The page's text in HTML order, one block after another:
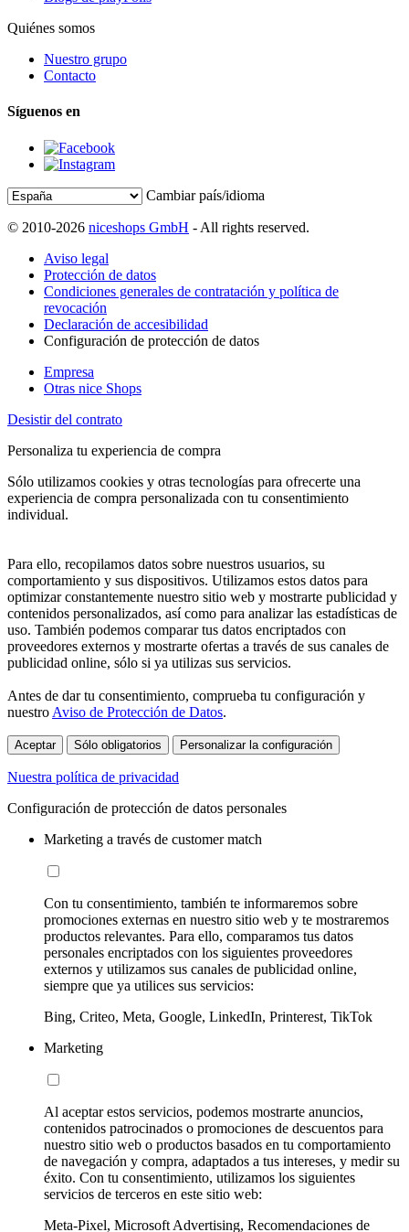
Quiénes somos
Nuestro grupo
Contacto
Síguenos en
Cambiar país/idioma
© 2010-2026 niceshops GmbH - All rights reserved.
Aviso legal
Protección de datos
Condiciones generales de contratación y política de
revocación
Declaración de accesibilidad
Configuración de protección de datos
Empresa
Otras nice Shops
Desistir del contrato
Personaliza tu experiencia de compra
Sólo utilizamos cookies y otras tecnologías para ofrecerte una
experiencia de compra personalizada con tu consentimiento
individual.
Para ello, recopilamos datos sobre nuestros usuarios, su
comportamiento y sus dispositivos. Utilizamos estos datos para
optimizar constantemente nuestro sitio web y mostrarte publicidad y
contenidos personalizados, así como para analizar las estadísticas de
uso. También podemos comparar tus datos encriptados con
proveedores externos y mostrarte ofertas a través de sus canales de
publicidad online, sólo si ya utilizas sus servicios.
Antes de dar tu consentimiento, comprueba tu configuración y
nuestro Aviso de Protección de Datos.
Aceptar Sólo obligatorios Personalizar la configuración
Nuestra política de privacidad
Configuración de protección de datos personales
Marketing a través de customer match
Con tu consentimiento, también te informaremos sobre
promociones externas en nuestro sitio web y te mostraremos
productos relevantes. Para ello, comparamos tus datos
personales encriptados con los siguientes proveedores
externos y utilizamos sus canales de publicidad online,
siempre que ya utilices sus servicios:
Bing, Criteo, Meta, Google, LinkedIn, Printerest, TikTok
Marketing
Al aceptar estos servicios, podemos mostrarte anuncios,
contenidos patrocinados o promociones de descuentos para
nuestro sitio web o productos basados en tu comportamiento
de navegación y compra, adaptados a tus intereses, y medir su
éxito. Con tu consentimiento, utilizamos los siguientes
servicios de terceros en este sitio web:
Meta-Pixel, Microsoft Advertising, Recomendaciones de